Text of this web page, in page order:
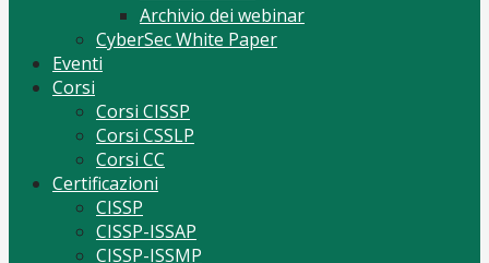
Archivio dei webinar
CyberSec White Paper
Eventi
Corsi
Corsi CISSP
Corsi CSSLP
Corsi CC
Certificazioni
CISSP
CISSP-ISSAP
CISSP-ISSMP